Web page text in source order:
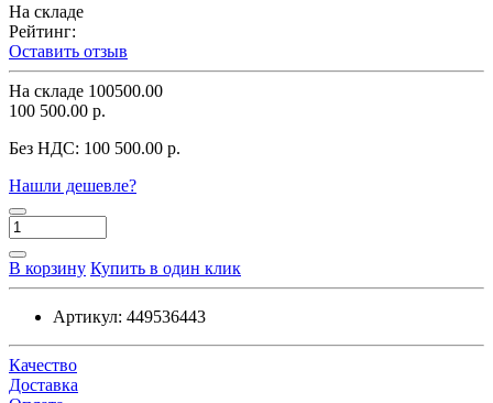
На складе
Рейтинг:
Оставить отзыв
На складе 100500.00
100 500.00 р.
Без НДС: 100 500.00 р.
Нашли дешевле?
В корзину Купить в один клик
Артикул: 449536443
Качество
Доставка